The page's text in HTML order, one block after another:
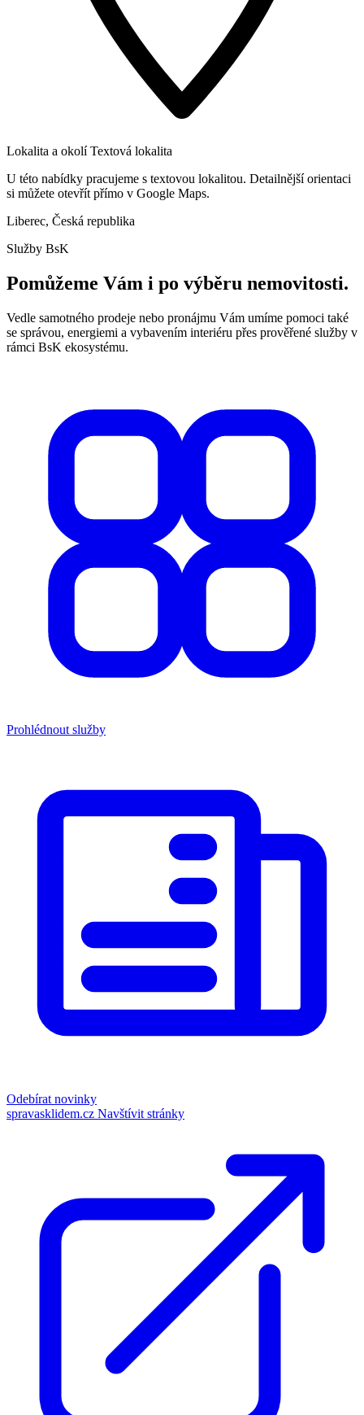
Lokalita a okolí Textová lokalita
U této nabídky pracujeme s textovou lokalitou. Detailnější orientaci
si můžete otevřít přímo v Google Maps.
Liberec, Česká republika
Služby BsK
Pomůžeme Vám i po výběru nemovitosti.
Vedle samotného prodeje nebo pronájmu Vám umíme pomoci také
se správou, energiemi a vybavením interiéru přes prověřené služby v
rámci BsK ekosystému.
Prohlédnout služby
Odebírat novinky
spravasklidem.cz Navštívit stránky